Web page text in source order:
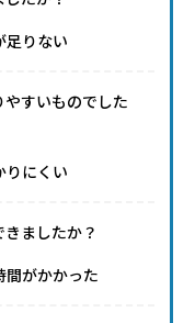
足りない
すいものでした
りにくい
ましたか？
間がかかった